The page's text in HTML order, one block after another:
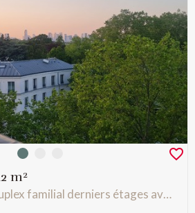
Photo 0
m²
Boulogne Nord- Duplex familial derniers étages avec vue et sans vis à vis refait à neuf par architecte